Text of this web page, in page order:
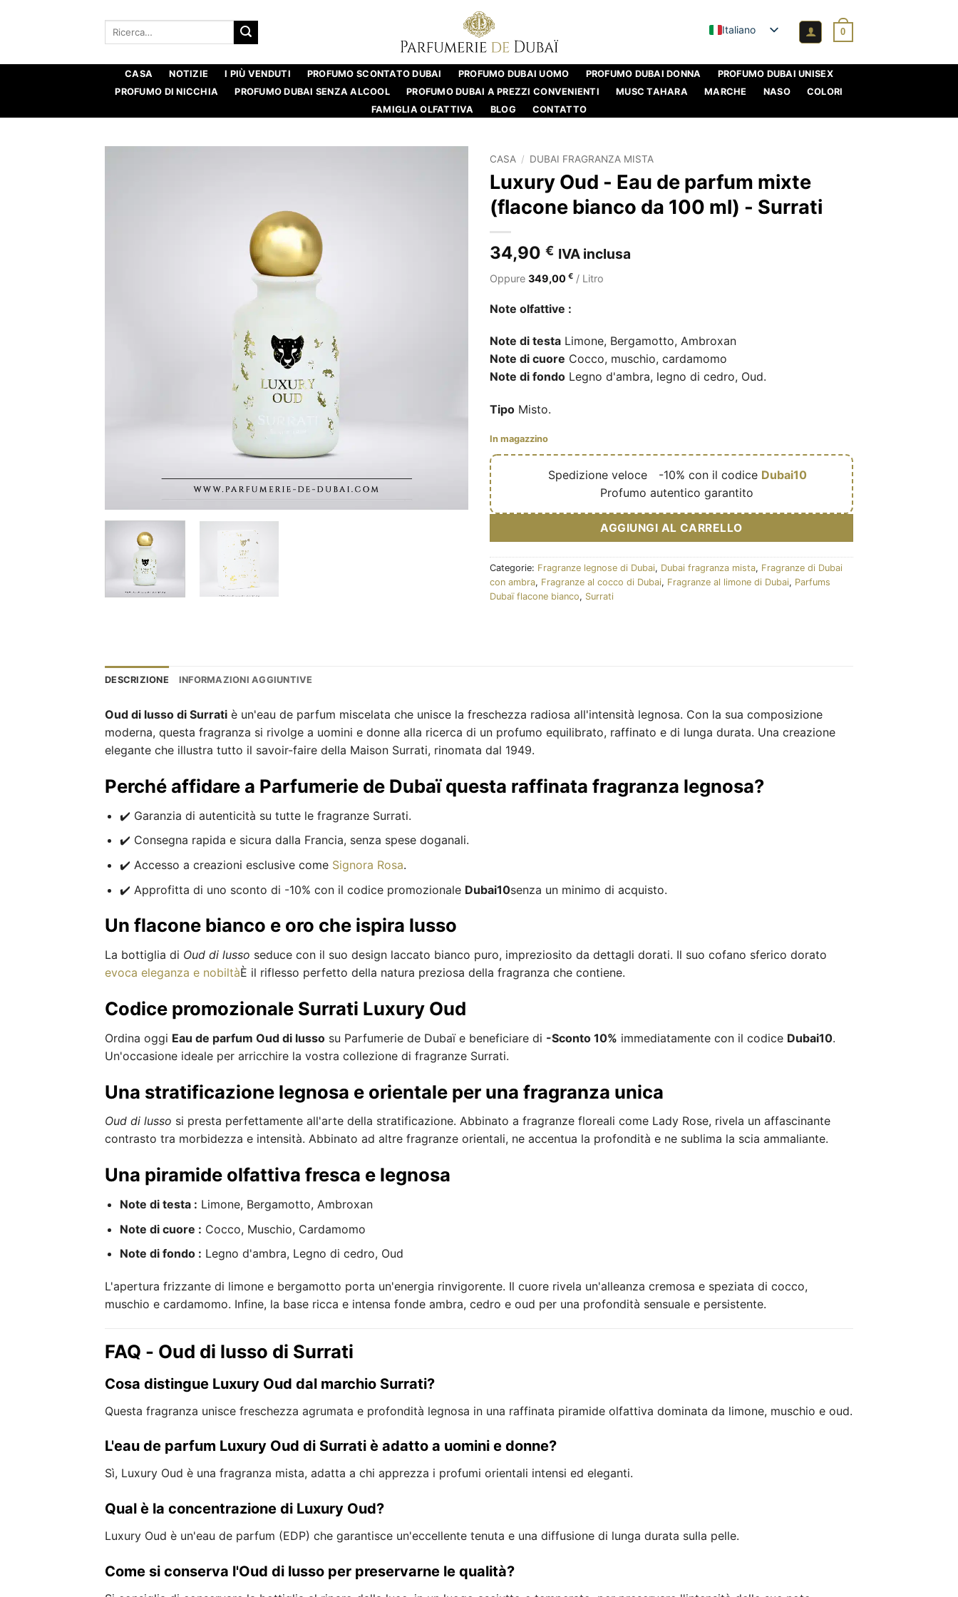
Ricerca
Italiano 0
CASA NOTIZIE I PIÙ VENDUTI PROFUMO SCONTATO DUBAI PROFUMO DUBAI UOMO PROFUMO DUBAI DONNA
PROFUMO DUBAI UNISEX
PROFUMO DI NICCHIA
PROFUMO DUBAI SENZA ALCOOL PROFUMO DUBAI A PREZZI CONVENIENTI MUSC TAHARA MARCHE NASO
COLORI
FAMIGLIA OLFATTIVA
BLOG CONTATTO
CASA / DUBAI FRAGRANZA MISTA
Luxury Oud - Eau de parfum mixte
(flacone bianco da 100 ml) - Surrati
34,90 € IVA inclusa
Oppure 349,00 € / Litro
Note olfattive :
Note di testa Limone, Bergamotto, Ambroxan
Note di cuore Cocco, muschio, cardamomo
Note di fondo Legno d'ambra, legno di cedro, Oud.
Tipo Misto.
In magazzino
Spedizione veloce🎁 -10% con il codice Dubai10
Profumo autentico garantito
AGGIUNGI AL CARRELLO
Categorie: Fragranze legnose di Dubai, Dubai fragranza mista, Fragranze di Dubai
con ambra, Fragranze al cocco di Dubai, Fragranze al limone di Dubai, Parfums
Dubaï flacone bianco, Surrati
DESCRIZIONE INFORMAZIONI AGGIUNTIVE
Oud di lusso di Surrati è un'eau de parfum miscelata che unisce la freschezza radiosa all'intensità legnosa. Con la sua composizione
moderna, questa fragranza si rivolge a uomini e donne alla ricerca di un profumo equilibrato, raffinato e di lunga durata. Una creazione
elegante che illustra tutto il savoir-faire della Maison Surrati, rinomata dal 1949.
Perché affidare a Parfumerie de Dubaï questa raffinata fragranza legnosa?
✔️ Garanzia di autenticità su tutte le fragranze Surrati.
✔️ Consegna rapida e sicura dalla Francia, senza spese doganali.
✔️ Accesso a creazioni esclusive come Signora Rosa.
✔️ Approfitta di uno sconto di -10% con il codice promozionale Dubai10senza un minimo di acquisto.
Un flacone bianco e oro che ispira lusso
La bottiglia di Oud di lusso seduce con il suo design laccato bianco puro, impreziosito da dettagli dorati. Il suo cofano sferico dorato
evoca eleganza e nobiltàÈ il riflesso perfetto della natura preziosa della fragranza che contiene.
Codice promozionale Surrati Luxury Oud
Ordina oggi Eau de parfum Oud di lusso su Parfumerie de Dubaï e beneficiare di -Sconto 10% immediatamente con il codice Dubai10.
Un'occasione ideale per arricchire la vostra collezione di fragranze Surrati.
Una stratificazione legnosa e orientale per una fragranza unica
Oud di lusso si presta perfettamente all'arte della stratificazione. Abbinato a fragranze floreali come Lady Rose, rivela un affascinante
contrasto tra morbidezza e intensità. Abbinato ad altre fragranze orientali, ne accentua la profondità e ne sublima la scia ammaliante.
Una piramide olfattiva fresca e legnosa
Note di testa : Limone, Bergamotto, Ambroxan
Note di cuore : Cocco, Muschio, Cardamomo
Note di fondo : Legno d'ambra, Legno di cedro, Oud
L'apertura frizzante di limone e bergamotto porta un'energia rinvigorente. Il cuore rivela un'alleanza cremosa e speziata di cocco,
muschio e cardamomo. Infine, la base ricca e intensa fonde ambra, cedro e oud per una profondità sensuale e persistente.
FAQ - Oud di lusso di Surrati
Cosa distingue Luxury Oud dal marchio Surrati?
Questa fragranza unisce freschezza agrumata e profondità legnosa in una raffinata piramide olfattiva dominata da limone, muschio e oud.
L'eau de parfum Luxury Oud di Surrati è adatto a uomini e donne?
Sì, Luxury Oud è una fragranza mista, adatta a chi apprezza i profumi orientali intensi ed eleganti.
Qual è la concentrazione di Luxury Oud?
Luxury Oud è un'eau de parfum (EDP) che garantisce un'eccellente tenuta e una diffusione di lunga durata sulla pelle.
Come si conserva l'Oud di lusso per preservarne le qualità?